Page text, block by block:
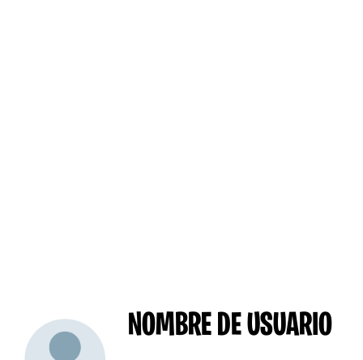
NOMBRE DE USUARIO